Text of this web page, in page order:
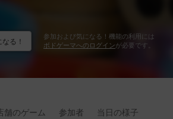
る！
参加および気になる！機能の利用には
ボドゲーマへのログインが必要です。
舗のゲーム 参加者 当日の様子